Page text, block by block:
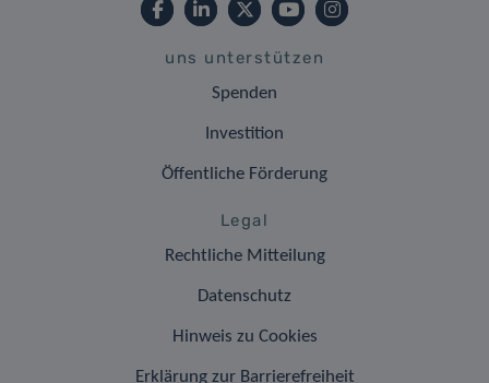
uns unterstützen
Spenden
Investition
Öffentliche Förderung
Legal
Rechtliche Mitteilung
Datenschutz
Hinweis zu Cookies
Erklärung zur Barrierefreiheit